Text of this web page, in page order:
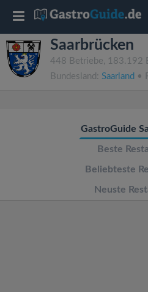
Saarbrücken
448 Betriebe, 183.192
Bundesland: Saarland •
GastroGuide
Beste
Beliebteste
Neuste
T
o
g